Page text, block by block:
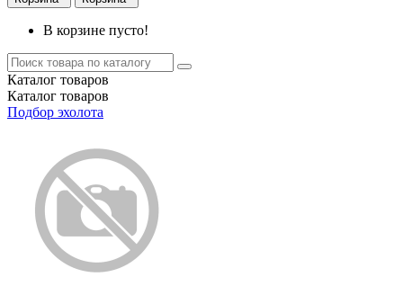
В корзине пусто!
Каталог товаров
Каталог товаров
Подбор эхолота